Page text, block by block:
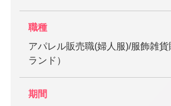
職種
アパレル販売職(婦人服)/服飾雑
ランド）
期間